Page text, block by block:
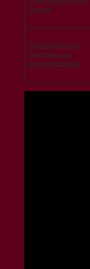
stocks
Réduction des
déchets par
transformation